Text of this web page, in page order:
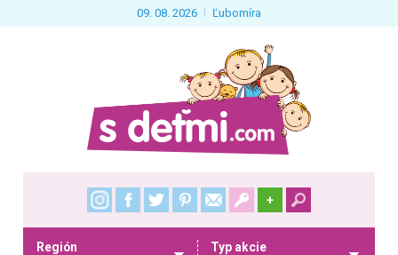
09. 08. 2026 Ľubomíra
+
Región Typ akcie